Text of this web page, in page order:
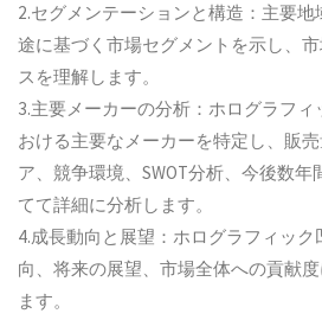
2.セグメンテーションと構造：主要
途に基づく市場セグメントを示し、
スを理解します。
3.主要メーカーの分析：ホログラフ
おける主要なメーカーを特定し、販
ア、競争環境、SWOT分析、今後数
てて詳細に分析します。
4.成長動向と展望：ホログラフィッ
向、将来の展望、市場全体への貢献
ます。